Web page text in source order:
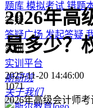
题库 模拟考试 错题
答疑
答疑广场 发起答疑
实训
实训平台
斯研院
关于我们
2026年高
是多少？
2025-11-20 14:46:00
1071
2026年高级会计师